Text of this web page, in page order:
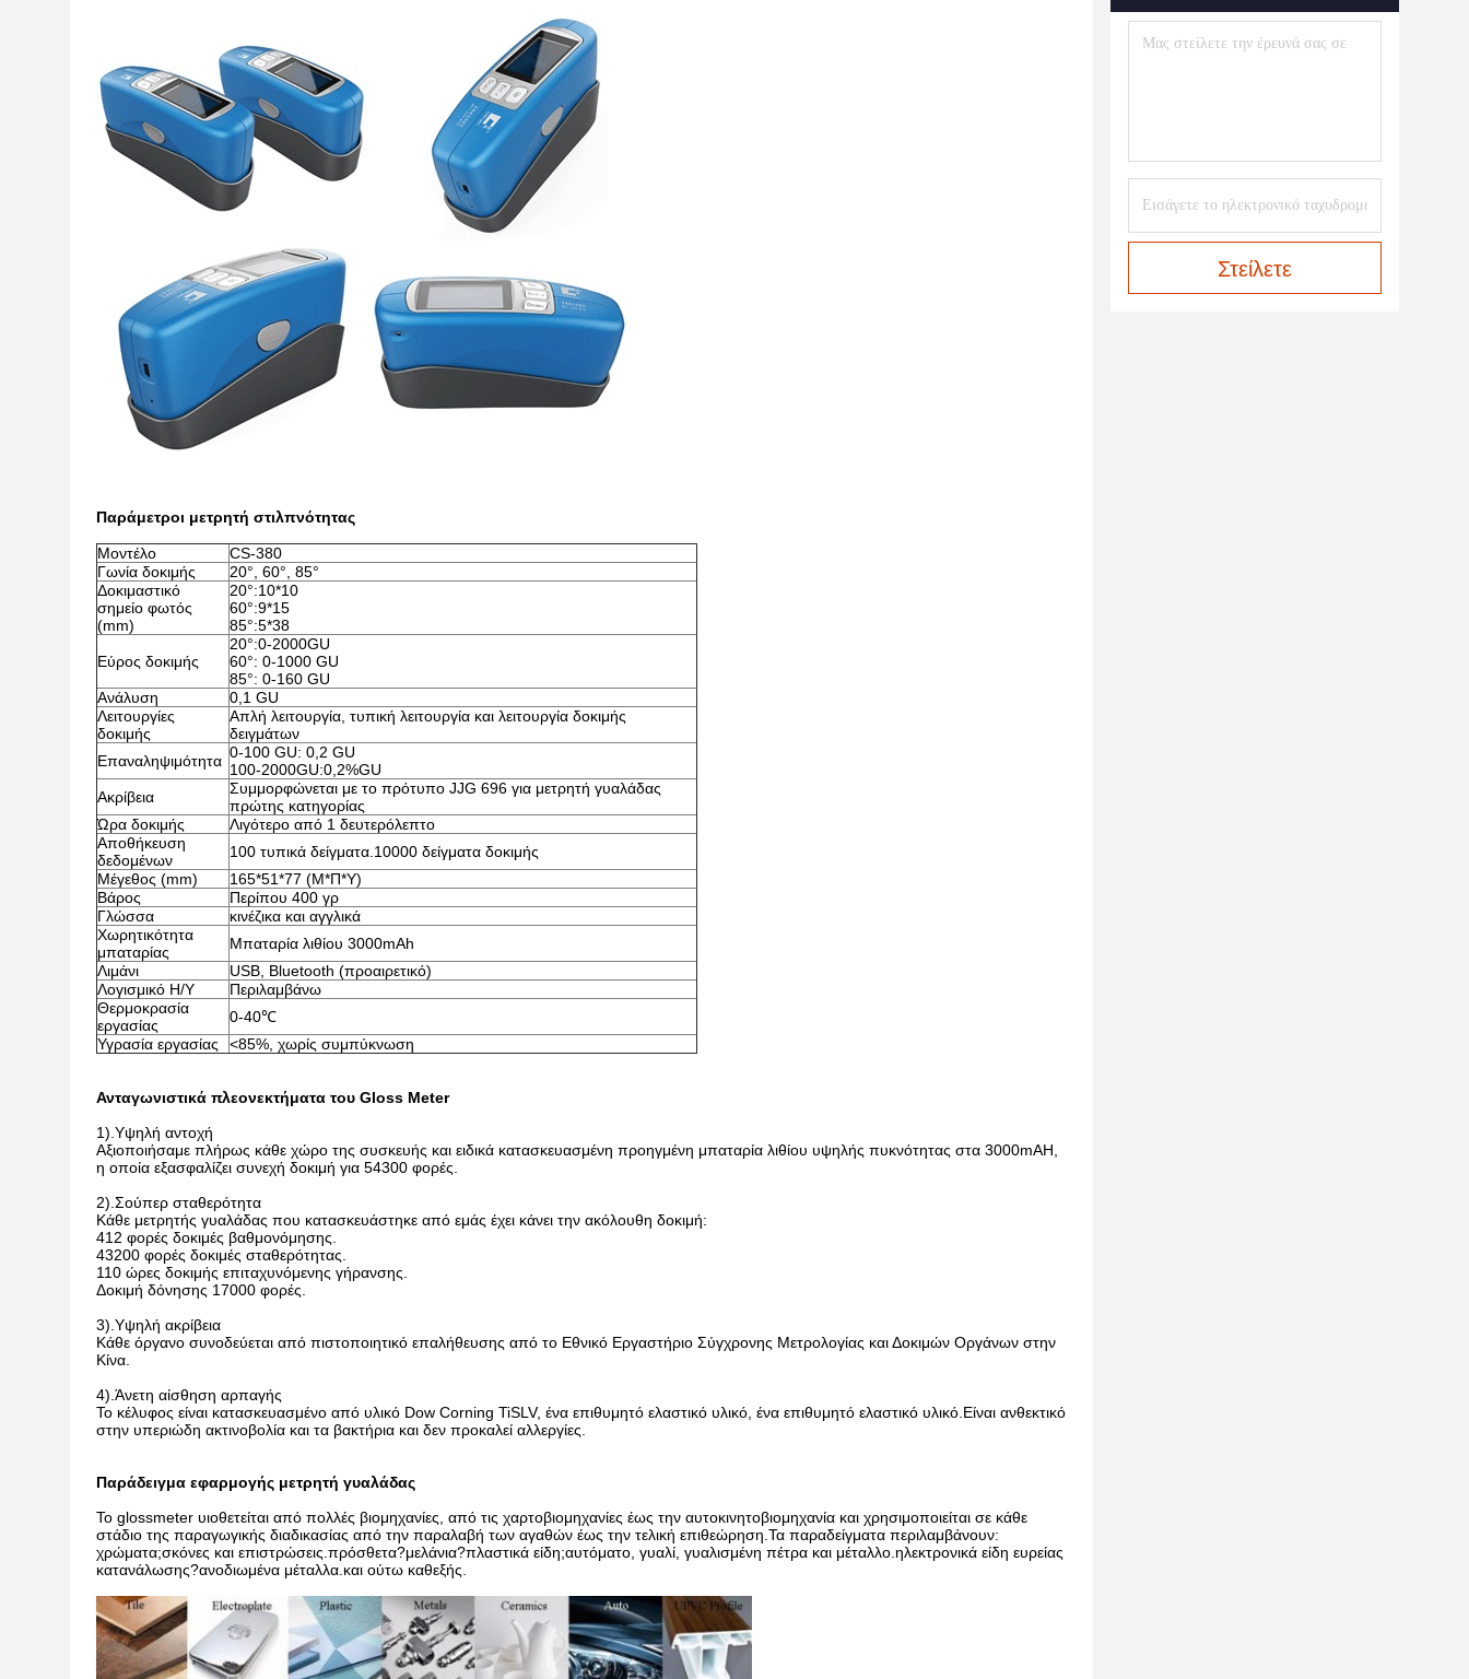
Παράμετροι μετρητή στιλπνότητας
Μοντέλο
CS-380
Γωνία δοκιμής
20°, 60°, 85°
Δοκιμαστικό
σημείο φωτός
(mm)
20°:10*10
60°:9*15
85°:5*38
Εύρος δοκιμής
20°:0-2000GU
60°: 0-1000 GU
85°: 0-160 GU
Ανάλυση
0,1 GU
Λειτουργίες
δοκιμής
Απλή λειτουργία, τυπική λειτουργία και λειτουργία δοκιμής
δειγμάτων
Επαναληψιμότητα 0-100 GU: 0,2 GU
100-2000GU:0,2%GU
Ακρίβεια
Συμμορφώνεται με το πρότυπο JJG 696 για μετρητή γυαλάδας
πρώτης κατηγορίας
Ώρα δοκιμής
Λιγότερο από 1 δευτερόλεπτο
Αποθήκευση
δεδομένων
100 τυπικά δείγματα.10000 δείγματα δοκιμής
Μέγεθος (mm)
165*51*77 (Μ*Π*Υ)
Βάρος
Περίπου 400 γρ
Γλώσσα
κινέζικα και αγγλικά
Χωρητικότητα
μπαταρίας
Μπαταρία λιθίου 3000mAh
Λιμάνι
USB, Bluetooth (προαιρετικό)
Λογισμικό Η/Υ
Περιλαμβάνω
Θερμοκρασία
εργασίας
0-40℃
Υγρασία εργασίας
<85%, χωρίς συμπύκνωση
Ανταγωνιστικά πλεονεκτήματα του Gloss Meter
1).Υψηλή αντοχή
Αξιοποιήσαμε πλήρως κάθε χώρο της συσκευής και ειδικά κατασκευασμένη προηγμένη μπαταρία λιθίου υψηλής πυκνότητας στα 3000mAH,
η οποία εξασφαλίζει συνεχή δοκιμή για 54300 φορές.
2).Σούπερ σταθερότητα
Κάθε μετρητής γυαλάδας που κατασκευάστηκε από εμάς έχει κάνει την ακόλουθη δοκιμή:
412 φορές δοκιμές βαθμονόμησης.
43200 φορές δοκιμές σταθερότητας.
110 ώρες δοκιμής επιταχυνόμενης γήρανσης.
Δοκιμή δόνησης 17000 φορές.
3).Υψηλή ακρίβεια
Κάθε όργανο συνοδεύεται από πιστοποιητικό επαλήθευσης από το Εθνικό Εργαστήριο Σύγχρονης Μετρολογίας και Δοκιμών Οργάνων στην
Κίνα.
4).Άνετη αίσθηση αρπαγής
Το κέλυφος είναι κατασκευασμένο από υλικό Dow Corning TiSLV, ένα επιθυμητό ελαστικό υλικό, ένα επιθυμητό ελαστικό υλικό.Είναι ανθεκτικό
στην υπεριώδη ακτινοβολία και τα βακτήρια και δεν προκαλεί αλλεργίες.
Παράδειγμα εφαρμογής μετρητή γυαλάδας
Το glossmeter υιοθετείται από πολλές βιομηχανίες, από τις χαρτοβιομηχανίες έως την αυτοκινητοβιομηχανία και χρησιμοποιείται σε κάθε
στάδιο της παραγωγικής διαδικασίας από την παραλαβή των αγαθών έως την τελική επιθεώρηση.Τα παραδείγματα περιλαμβάνουν:
χρώματα;σκόνες και επιστρώσεις.πρόσθετα?μελάνια?πλαστικά είδη;αυτόματο, γυαλί, γυαλισμένη πέτρα και μέταλλο.ηλεκτρονικά είδη ευρείας
κατανάλωσης?ανοδιωμένα μέταλλα.και ούτω καθεξής.
Στείλετε